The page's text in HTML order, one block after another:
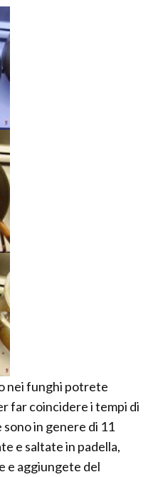
nei funghi potrete
far coincidere i tempi di
in genere di 11
e saltate in padella,
e aggiungete del